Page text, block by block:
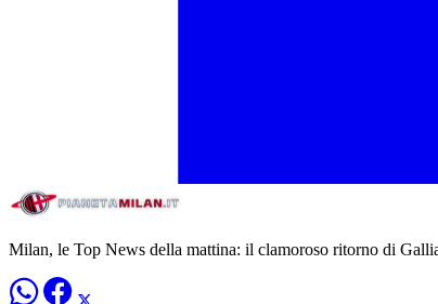
Milan, le Top News della mattina: il clamoroso ritorno di